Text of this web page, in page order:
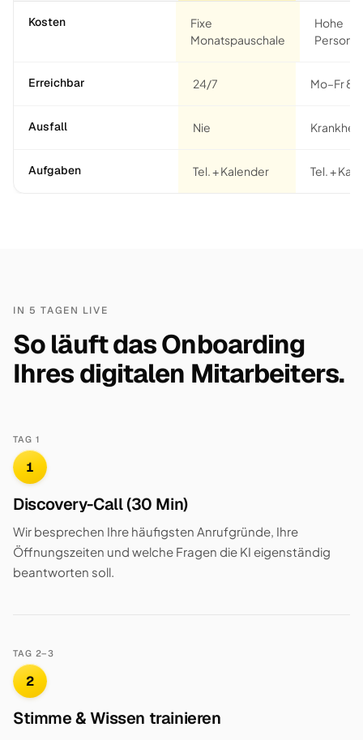
Kosten
Fixe
Monatspauschale
Hohe
Erreichbar 24/7 Mo–Fr
Ausfall Nie Krankheit
Aufgaben Tel. + Kalender Tel. +
IN 5 TAGEN LIVE
So läuft das Onboarding
Ihres digitalen Mitarbeiters.
TAG 1
1
Discovery-Call (30 Min)
Wir besprechen Ihre häufigsten Anrufgründe, Ihre
Öffnungszeiten und welche Fragen die KI eigenständig
beantworten soll.
TAG 2–3
2
Stimme & Wissen trainieren